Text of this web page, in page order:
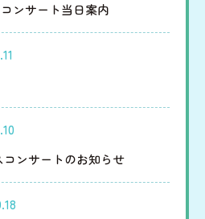
報
後援会会報
ンサート当日案内
ンサートのお知らせ